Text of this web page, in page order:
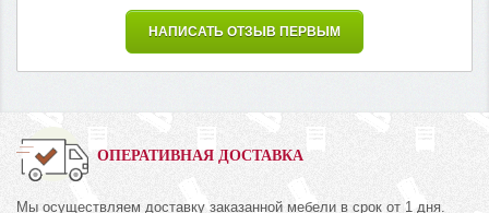
НАПИСАТЬ ОТЗЫВ ПЕРВЫМ
ОПЕРАТИВНАЯ ДОСТАВКА
Мы осуществляем доставку заказанной мебели в срок от 1 дня.